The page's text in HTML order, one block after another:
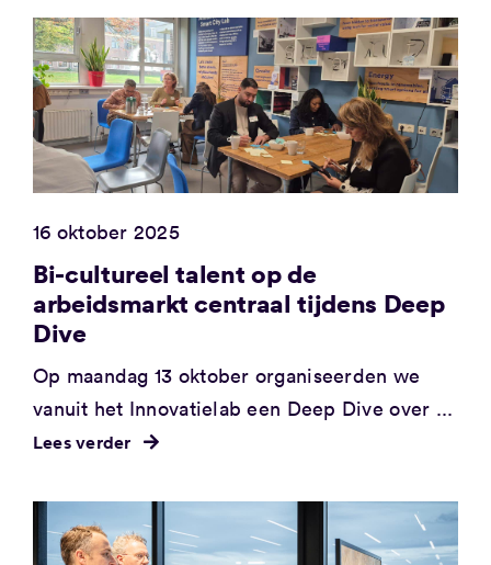
16 oktober 2025
Bi-cultureel talent op de
arbeidsmarkt centraal tijdens Deep
Dive
Op maandag 13 oktober organiseerden we
vanuit het Innovatielab een Deep Dive over ...
Lees verder